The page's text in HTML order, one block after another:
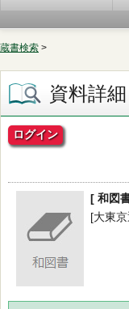
蔵書検索 >
資料詳細
ログイン
[ 和図
[大東